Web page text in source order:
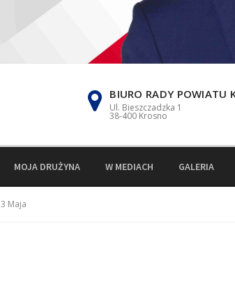
BIURO RADY POWIATU
Ul. Bieszczadzka 1
38-400 Krosno
MOJA DRUŻYNA W MEDIACH GALERIA
3 Maja